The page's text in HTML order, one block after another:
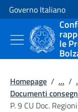
Vai al contenuto
Vai alla navigazione
Governo Italiano
le
Homepage / ... /
Documenti
P. 9 CU Doc.